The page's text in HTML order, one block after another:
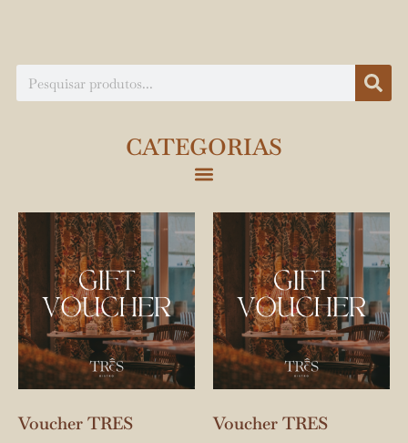
CATEGORIAS
Voucher TRES Voucher TRES